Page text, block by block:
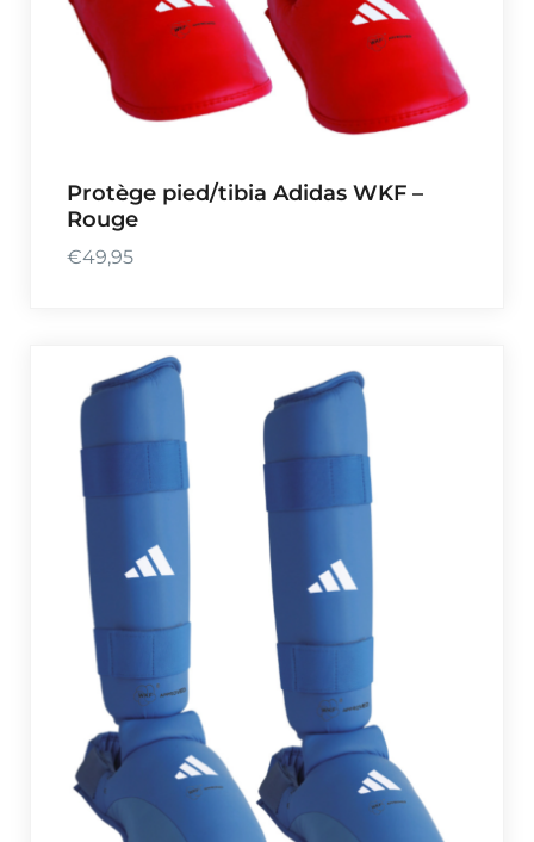
Protège pied/tibia Adidas WKF –
Rouge
€49,95